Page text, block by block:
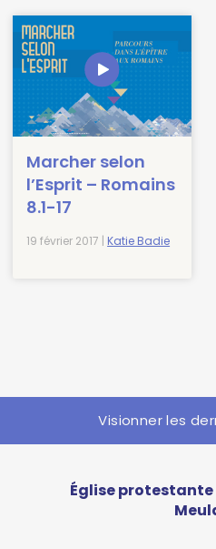
Marcher selon
l’Esprit – Romains
8.1-17
19 février 2017 | Katie Badie
Visionner les
Église